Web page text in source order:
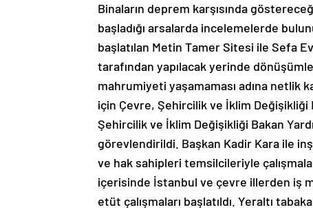
Binaların deprem karşısında
başladığı arsalarda incelemelerde
başlatılan Metin Tamer Sitesi ile Sefa
tarafından yapılacak yerinde
mahrumiyeti yaşamaması adına netlik
için Çevre, Şehircilik ve İklim Değişikliği
Şehircilik ve İklim Değişikliği Bakan
görevlendirildi. Başkan Kadir Kara ile
ve hak sahipleri temsilcileriyle
içerisinde İstanbul ve çevre illerden iş
etüt çalışmaları başlatıldı. Yeraltı